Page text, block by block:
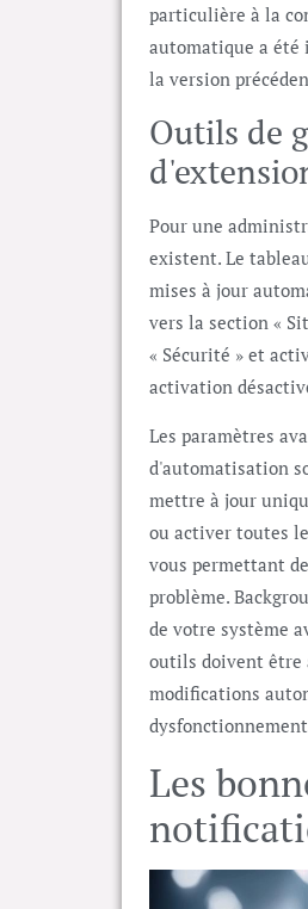
particulière à la
automatique a été
la version
Outils de
Pour une
existent. Le
mises à jour
vers la section «
« Sécurité » et
activation
Les paramètres
d'automatisation
mettre à jour
ou activer toutes
vous permettant
problème.
de votre système
outils doivent être
modifications
Les